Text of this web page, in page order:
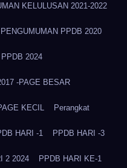
KELULUSAN 2021-2022
PENGUMUMAN PPDB 2020
2024
-PAGE BESAR
KECIL Perangkat
HARI -1 PPDB HARI -3
2 2024 PPDB HARI KE-1